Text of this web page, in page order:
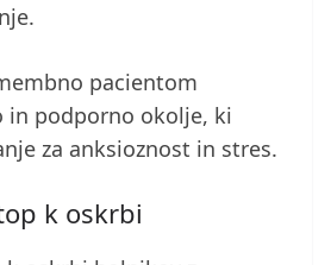
pacientom
in podporno okolje, ki
za anksioznost in stres.
k oskrbi